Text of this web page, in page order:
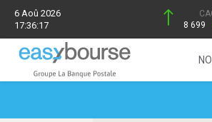
6 Aoû 2026
17:36:17
8 699